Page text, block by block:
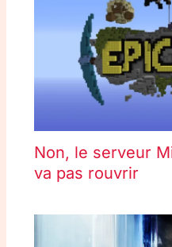
Non, le serveur
va pas rouvrir